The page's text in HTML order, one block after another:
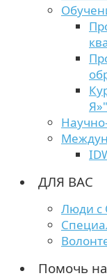
Я»"
ДЛЯ ВАС
Люди с
Помочь